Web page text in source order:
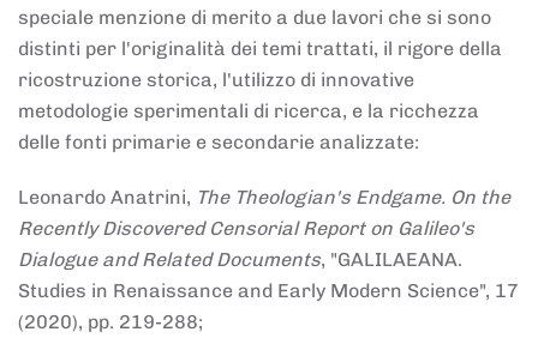
speciale menzione di merito a due lavori che si sono
distinti per l'originalità dei temi trattati, il rigore della
ricostruzione storica, l'utilizzo di innovative
metodologie sperimentali di ricerca, e la ricchezza
delle fonti primarie e secondarie analizzate:
Leonardo Anatrini, The Theologian's Endgame. On the
Recently Discovered Censorial Report on Galileo's
Dialogue and Related Documents, "GALILAEANA.
Studies in Renaissance and Early Modern Science", 17
(2020), pp. 219-288;